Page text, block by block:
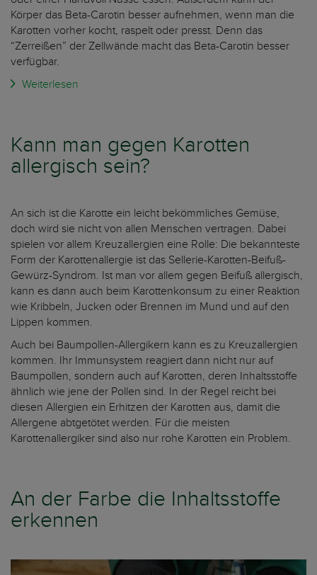
Körper das Beta-Carotin besser aufnehmen, wenn man die
Karotten vorher kocht, raspelt oder presst. Denn das
“Zerreißen” der Zellwände macht das Beta-Carotin besser
verfügbar.
Weiterlesen
Kann man gegen Karotten
allergisch sein?
An sich ist die Karotte ein leicht bekömmliches Gemüse,
doch wird sie nicht von allen Menschen vertragen. Dabei
spielen vor allem Kreuzallergien eine Rolle: Die bekannteste
Form der Karottenallergie ist das Sellerie-Karotten-Beifuß-
Gewürz-Syndrom. Ist man vor allem gegen Beifuß allergisch,
kann es dann auch beim Karottenkonsum zu einer Reaktion
wie Kribbeln, Jucken oder Brennen im Mund und auf den
Lippen kommen.
Auch bei Baumpollen-Allergikern kann es zu Kreuzallergien
kommen. Ihr Immunsystem reagiert dann nicht nur auf
Baumpollen, sondern auch auf Karotten, deren Inhaltsstoffe
ähnlich wie jene der Pollen sind. In der Regel reicht bei
diesen Allergien ein Erhitzen der Karotten aus, damit die
Allergene abtgetötet werden. Für die meisten
Karottenallergiker sind also nur rohe Karotten ein Problem.
An der Farbe die Inhaltsstoffe
erkennen